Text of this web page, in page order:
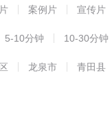
案例片 宣传片
5-10分钟 10-30分钟
龙泉市 青田县